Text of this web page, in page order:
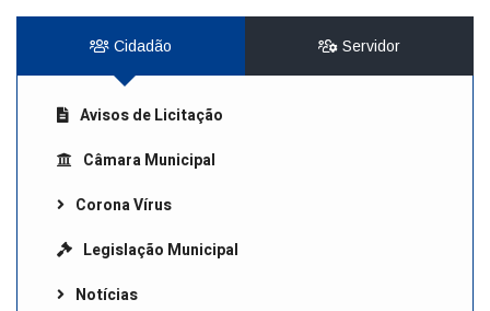
Cidadão Servidor
Avisos de Licitação
Câmara Municipal
Corona Vírus
Legislação Municipal
Notícias